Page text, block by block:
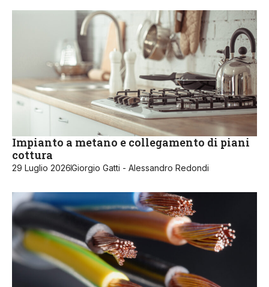
Impianto a metano e collegamento di piani
cottura
29 Luglio 2026Giorgio Gatti - Alessandro Redondi